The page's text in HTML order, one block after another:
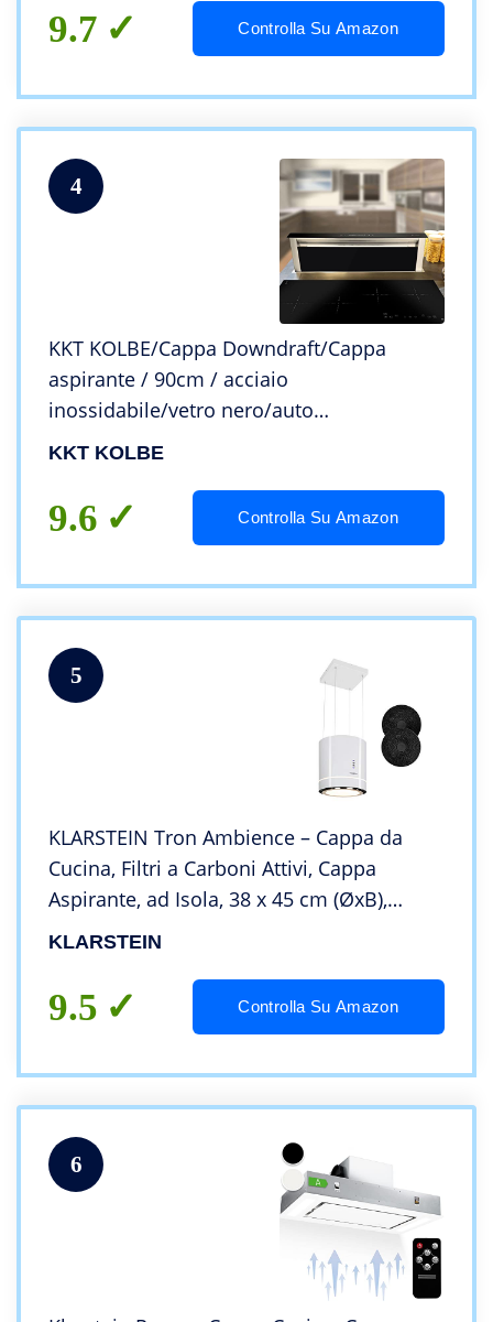
9.7 Controlla Su Amazon
4
KKT KOLBE/Cappa Downdraft/Cappa
aspirante / 90cm / acciaio
inossidabile/vetro nero/auto
spegnimento/Operazione di tocco /
KKT KOLBE
9.6 Controlla Su Amazon
5
KLARSTEIN Tron Ambience – Cappa da
Cucina, Filtri a Carboni Attivi, Cappa
Aspirante, ad Isola, 38 x 45 cm (ØxB),
Sospensione 60 cm, 3 Modalità, Portata
KLARSTEIN
9.5 Controlla Su Amazon
6